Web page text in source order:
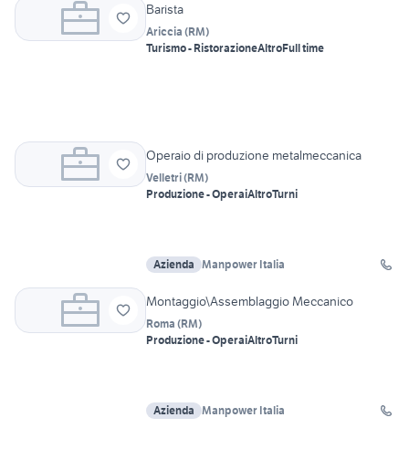
Barista
Ariccia (RM)
Turismo - RistorazioneAltroFull time
Operaio di produzione metalmeccanica
Velletri(RM)
Produzione - OperaiAltroTurni
Azienda Manpower Italia
Montaggio\Assemblaggio Meccanico
Roma (RM)
Produzione - OperaiAltroTurni
Azienda Manpower Italia